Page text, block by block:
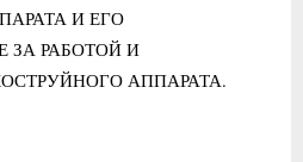
И ЕГО
ЗА РАБОТОЙ И
АППАРАТА.